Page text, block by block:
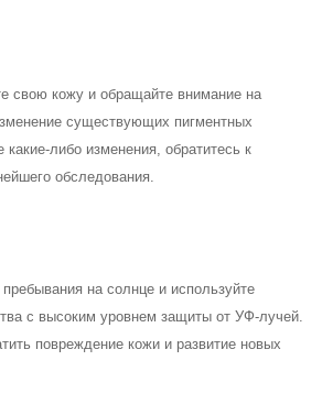
свою кожу и обращайте внимание на
существующих пигментных
какие-либо изменения, обратитесь к
обследования.
пребывания на солнце и используйте
с высоким уровнем защиты от УФ-лучей.
повреждение кожи и развитие новых